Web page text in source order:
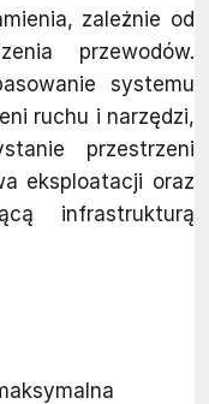
zależnie od
przewodów.
systemu
ruchu i narzędzi,
przestrzeni
eksploatacji oraz
infrastrukturą